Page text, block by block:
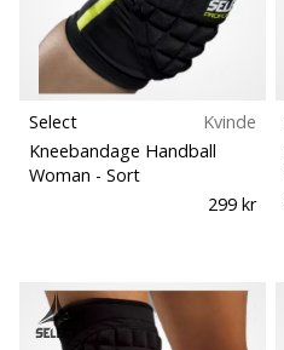
Bliv
vores
Handball
ambassadør
Har
du
os?
Så
Select
Kvinde
Kneebandage Handball
Woman - Sort
299 kr